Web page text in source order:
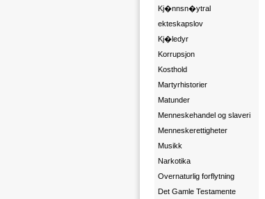
Kj�nnsn�ytral
ekteskapslov
Kj�ledyr
Korrupsjon
Kosthold
Martyrhistorier
Matunder
Menneskehandel og slaveri
Menneskerettigheter
Musikk
Narkotika
Overnaturlig forflytning
Det Gamle Testamente